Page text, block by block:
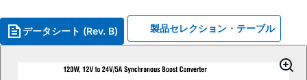
データシート (Rev. B) 製品セレクション・テーブル